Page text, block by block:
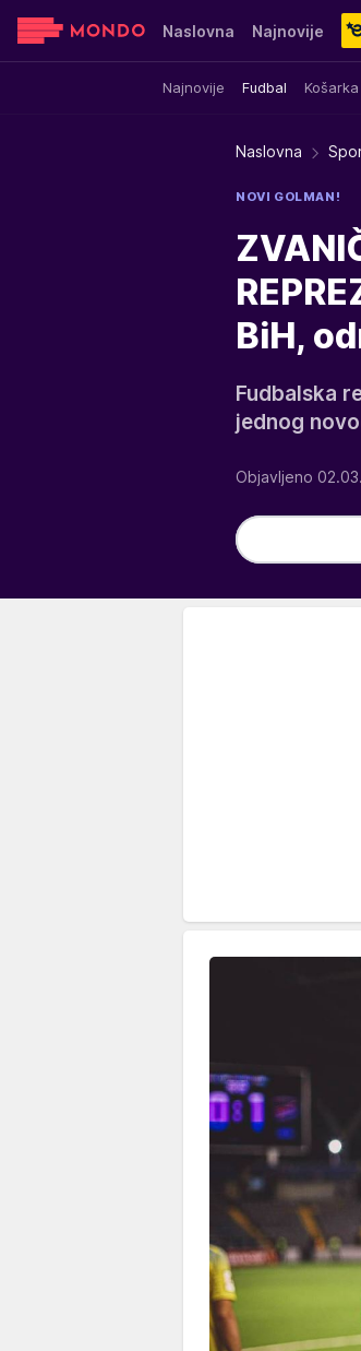
Naslovna Najnovije
Najnovije Fudbal Košarka
Sensa Stvar ukusa
Naslovna
NOVI GOLMAN!
BiH,
Fudbalska
jednog
Objavljeno